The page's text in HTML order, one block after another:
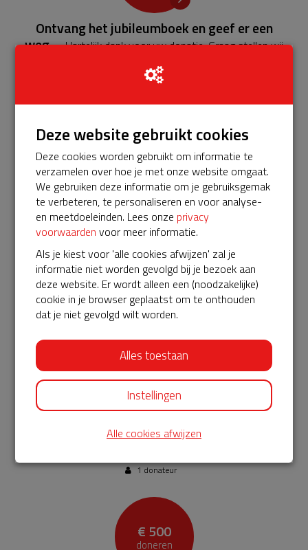
Ontvang het jubileumboek en geef er een
weg.- Hartelijk dank voor uw donatie. Graag stellen wij
om cadeau te doen.
€ 100
doneren
AANRADER Neem deel aan onze Vroege
Kerkweek- Dank voor uw gulle gift. Wij nodigen u uit
om gratis deel te nemen aan de Vroege Kerkweek in
november aan de TUA. Zie www.tua.nl.
5 donateurs Nog 5 beschikbaar
€ 250
doneren
Organiseer een lezing naar eigen keuze
- Dank
Willigen of dr. J. Veldman een lezing naar keuze geven over
1 donateur
€ 500
doneren
Deze website gebruikt cookies
Deze cookies worden gebruikt om informatie te
verzamelen over hoe je met onze website omgaat.
We gebruiken deze informatie om je gebruiksgemak
te verbeteren, te personaliseren en voor analyse-
en meetdoeleinden. Lees onze privacy
voorwaarden voor meer informatie.
Als je kiest voor 'alle cookies afwijzen' zal je
informatie niet worden gevolgd bij je bezoek aan
deze website. Er wordt alleen een (noodzakelijke)
cookie in je browser geplaatst om te onthouden
dat je niet gevolgd wilt worden.
Alles toestaan
Instellingen
Alle cookies afwijzen